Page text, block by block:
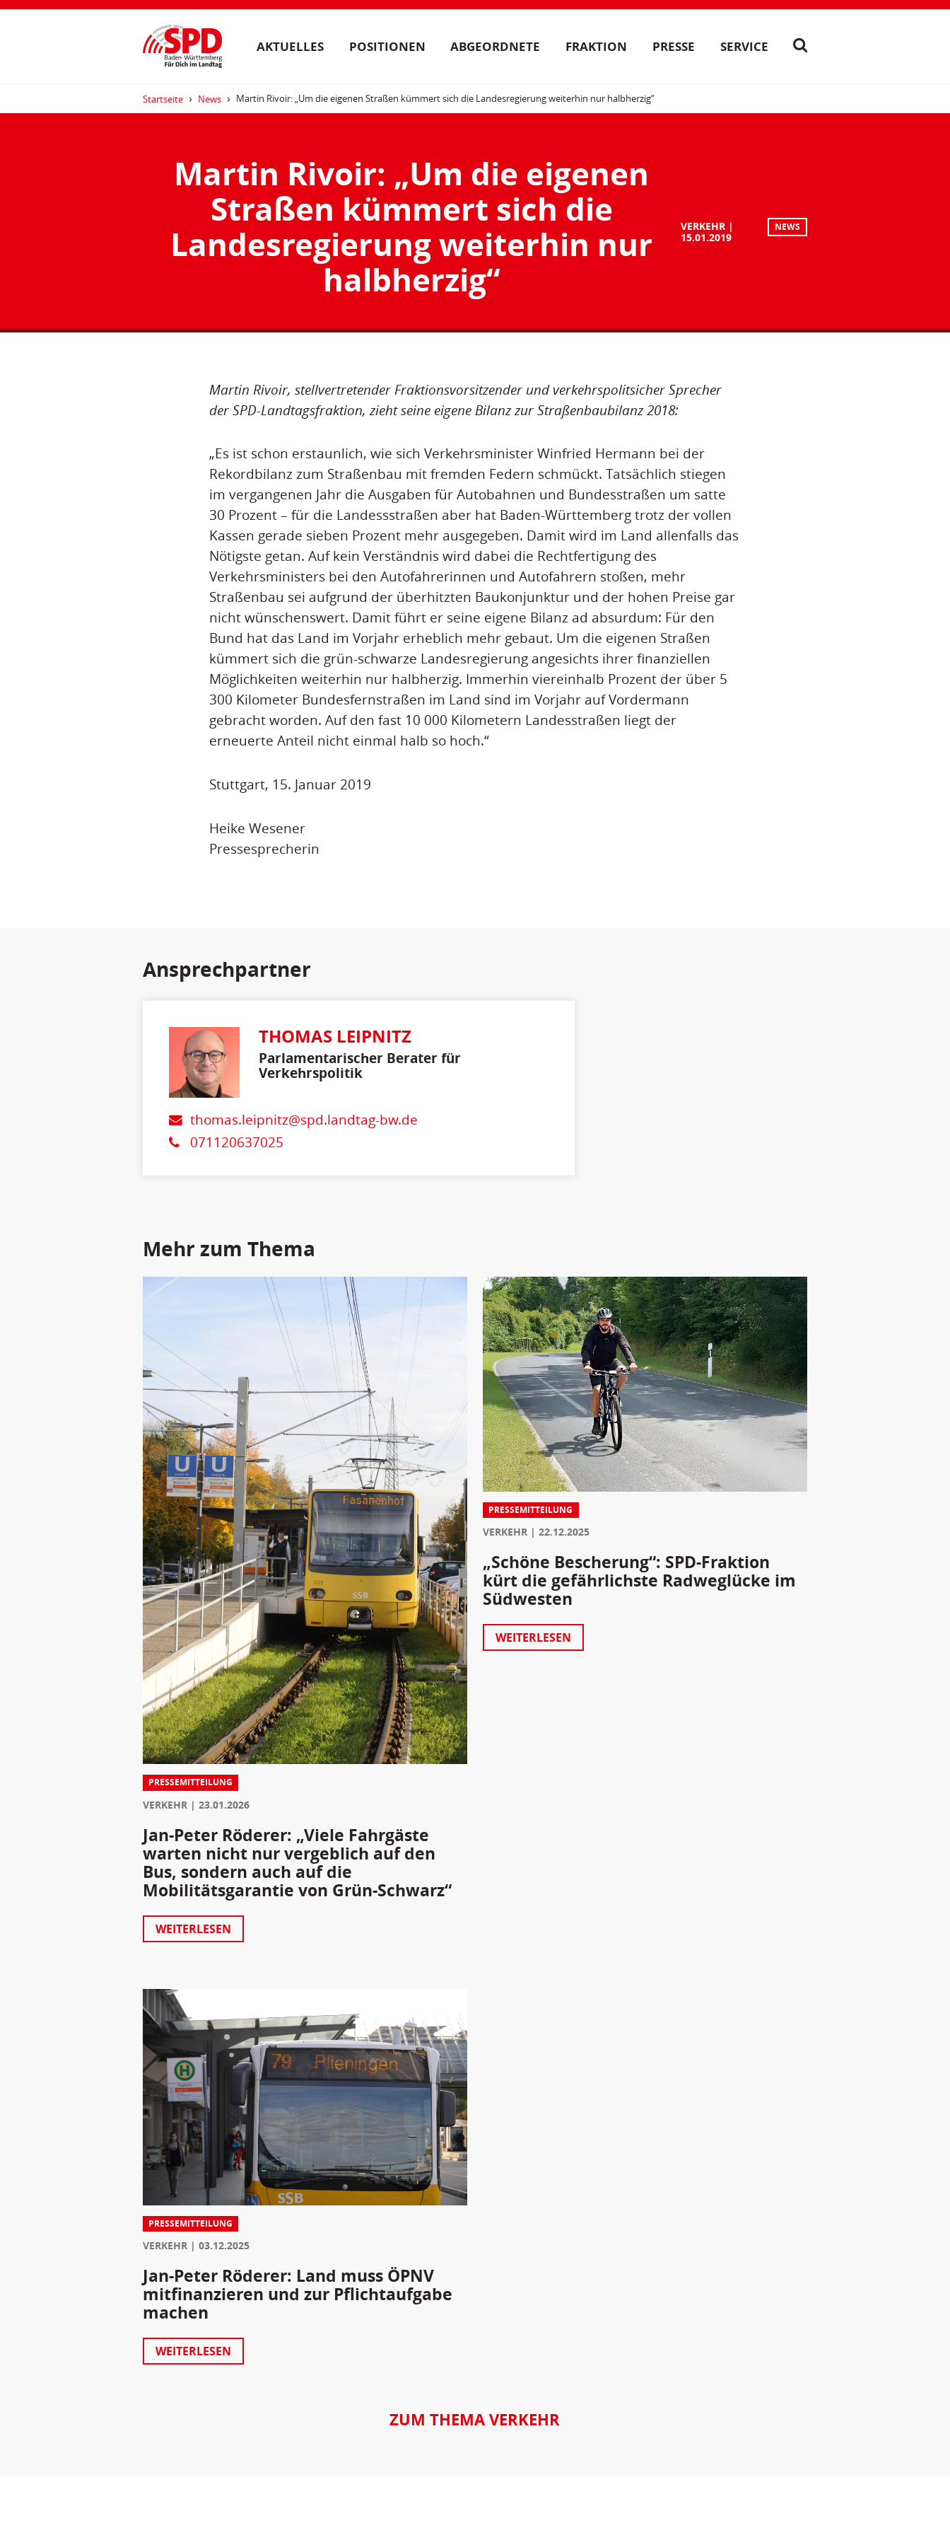
AKTUELLES POSITIONEN ABGEORDNETE FRAKTION PRESSE SERVICE
Startseite News Martin Rivoir: „Um die eigenen Straßen kümmert sich die Landesregierung weiterhin nur halbherzig“
Martin Rivoir: „Um die eigenen
Straßen kümmert sich die
Landesregierung weiterhin nur
halbherzig“
VERKEHR
15.01.2019
NEWS
Martin Rivoir, stellvertretender Fraktionsvorsitzender und verkehrspolitsicher Sprecher
der SPD-Landtagsfraktion, zieht seine eigene Bilanz zur Straßenbaubilanz 2018:
„Es ist schon erstaunlich, wie sich Verkehrsminister Winfried Hermann bei der
Rekordbilanz zum Straßenbau mit fremden Federn schmückt. Tatsächlich stiegen
im vergangenen Jahr die Ausgaben für Autobahnen und Bundesstraßen um satte
30 Prozent – für die Landessstraßen aber hat Baden-Württemberg trotz der vollen
Kassen gerade sieben Prozent mehr ausgegeben. Damit wird im Land allenfalls das
Nötigste getan. Auf kein Verständnis wird dabei die Rechtfertigung des
Verkehrsministers bei den Autofahrerinnen und Autofahrern stoßen, mehr
Straßenbau sei aufgrund der überhitzten Baukonjunktur und der hohen Preise gar
nicht wünschenswert. Damit führt er seine eigene Bilanz ad absurdum: Für den
Bund hat das Land im Vorjahr erheblich mehr gebaut. Um die eigenen Straßen
kümmert sich die grün-schwarze Landesregierung angesichts ihrer finanziellen
Möglichkeiten weiterhin nur halbherzig. Immerhin viereinhalb Prozent der über 5
300 Kilometer Bundesfernstraßen im Land sind im Vorjahr auf Vordermann
gebracht worden. Auf den fast 10 000 Kilometern Landesstraßen liegt der
erneuerte Anteil nicht einmal halb so hoch.“
Stuttgart, 15. Januar 2019
Heike Wesener
Pressesprecherin
Ansprechpartner
THOMAS LEIPNITZ
Parlamentarischer Berater für
Verkehrspolitik
thomas.leipnitz@spd.landtag-bw.de
071120637025
Mehr zum Thema
PRESSEMITTEILUNG
VERKEHR 23.01.2026
Jan-Peter Röderer: „Viele Fahrgäste
warten nicht nur vergeblich auf den
Bus, sondern auch auf die
Mobilitätsgarantie von Grün-Schwarz“
WEITERLESEN
PRESSEMITTEILUNG
VERKEHR 22.12.2025
„Schöne Bescherung“: SPD-Fraktion
kürt die gefährlichste Radweglücke im
Südwesten
WEITERLESEN
PRESSEMITTEILUNG
VERKEHR 03.12.2025
Jan-Peter Röderer: Land muss ÖPNV
mitfinanzieren und zur Pflichtaufgabe
machen
WEITERLESEN
ZUM THEMA VERKEHR